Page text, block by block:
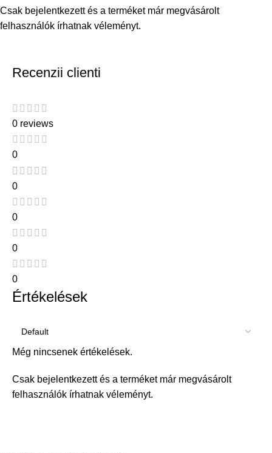
Csak bejelentkezett és a terméket már megvásárolt
felhasználók írhatnak véleményt.
Recenzii clienti
0 reviews
0
0
0
0
0
Értékelések
Még nincsenek értékelések.
Csak bejelentkezett és a terméket már megvásárolt
felhasználók írhatnak véleményt.